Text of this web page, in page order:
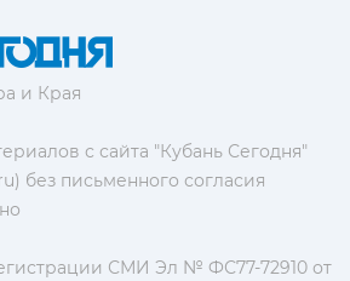
и Края
с сайта "Кубань Сегодня"
без письменного согласия
СМИ Эл № ФС77-72910 от